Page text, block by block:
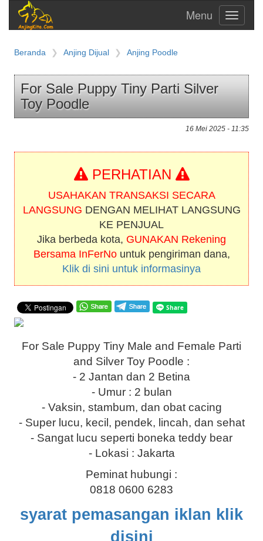
Toggle
Beranda Anjing Dijual Anjing Poodle
For Sale Puppy Tiny Parti Silver
Toy Poodle
16 Mei 2025 - 11:35
PERHATIAN
USAHAKAN TRANSAKSI SECARA
LANGSUNG DENGAN MELIHAT LANGSUNG
KE PENJUAL
Jika berbeda kota, GUNAKAN Rekening
Bersama InFerNountuk pengiriman dana,
Klik di sini untuk informasinya
For Sale Puppy Tiny Male and Female Parti
and Silver Toy Poodle :
- 2 Jantan dan 2 Betina
- Umur : 2 bulan
- Vaksin, stambum, dan obat cacing
- Super lucu, kecil, pendek, lincah, dan sehat
- Sangat lucu seperti boneka teddy bear
- Lokasi : Jakarta
Peminat hubungi :
0818 0600 6283
syarat pemasangan iklan klik
disini